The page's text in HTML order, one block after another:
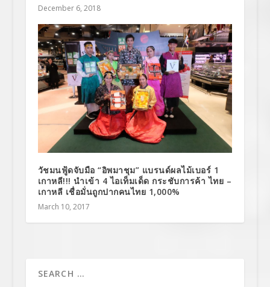
December 6, 2018
วัชมนฟู้ดจับมือ “อิพมาชุม” แบรนด์ผลไม้เบอร์ 1
เกาหลี!!! นำเข้า 4 ไอเท็มเด็ด กระชับการค้า ไทย –
เกาหลี เชื่อมั่นถูกปากคนไทย 1,000%
March 10, 2017